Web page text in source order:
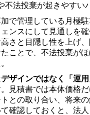
不法投棄が起きやすい
で管理している月極
ンスにして見通しを
さと目隠し性を上げ
ことで、不法投棄が
デザインではなく「運
見積書では本体価格
との取り合い、将来
確認しておくと、法